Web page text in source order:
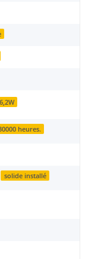
heures.
solide installé